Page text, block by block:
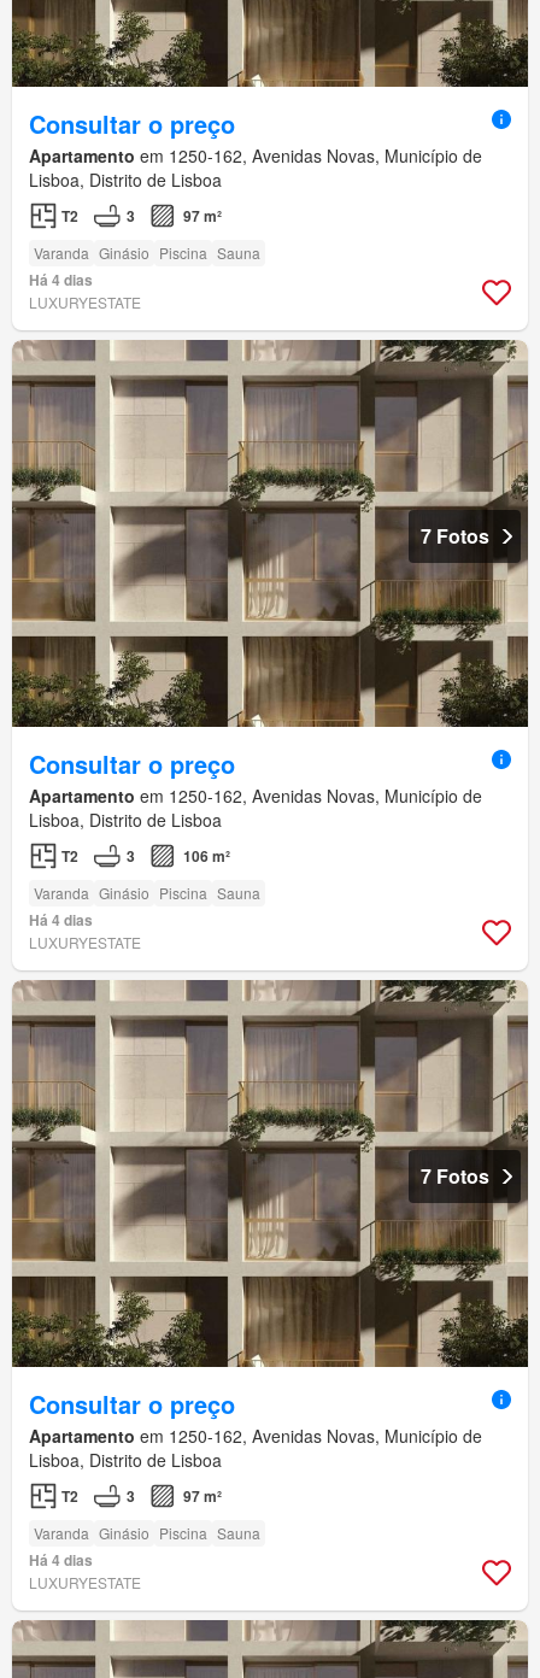
Consultar o preço
Apartamento em 1250-162, Avenidas Novas, Município de
Lisboa, Distrito de Lisboa
T2 3 97 m²
Varanda Ginásio Piscina Sauna
Há 4 dias
LUXURYESTATE
7 Fotos
Consultar o preço
Apartamento em 1250-162, Avenidas Novas, Município de
Lisboa, Distrito de Lisboa
T2 3 106 m²
Varanda Ginásio Piscina Sauna
Há 4 dias
LUXURYESTATE
7 Fotos
Consultar o preço
Apartamento em 1250-162, Avenidas Novas, Município de
Lisboa, Distrito de Lisboa
T2 3 97 m²
Varanda Ginásio Piscina Sauna
Há 4 dias
LUXURYESTATE